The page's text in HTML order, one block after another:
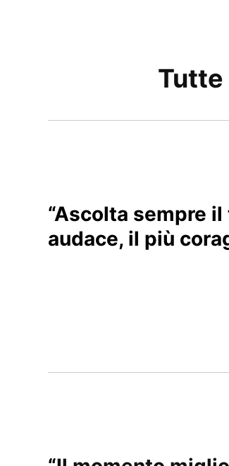
Tutte
“Ascolta sempre
audace, il più